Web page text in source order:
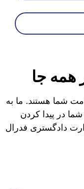
همه جا
شما هستند. ما به
در پیدا کردن
دادگستری فدرال